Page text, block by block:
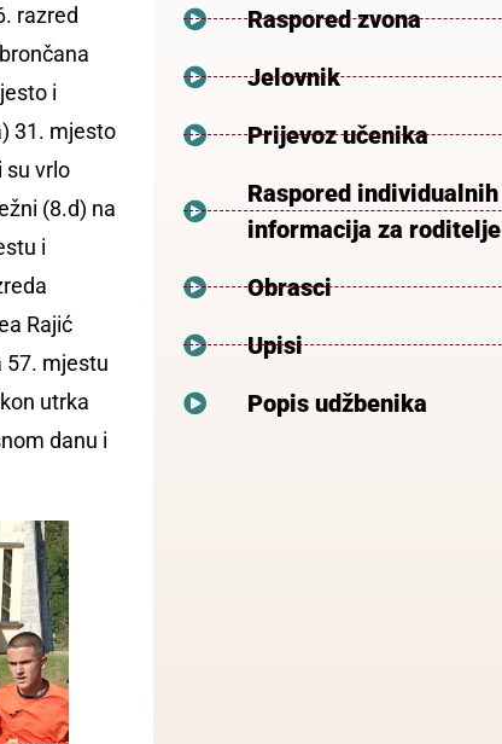
razred
i
31. mjesto
su vrlo
(8.d) na
i
Rajić
57. mjestu
utrka
danu i
Raspored zvona
Jelovnik
Prijevoz učenika
Raspored individualnih
informacija za roditelje
Obrasci
Upisi
Popis udžbenika